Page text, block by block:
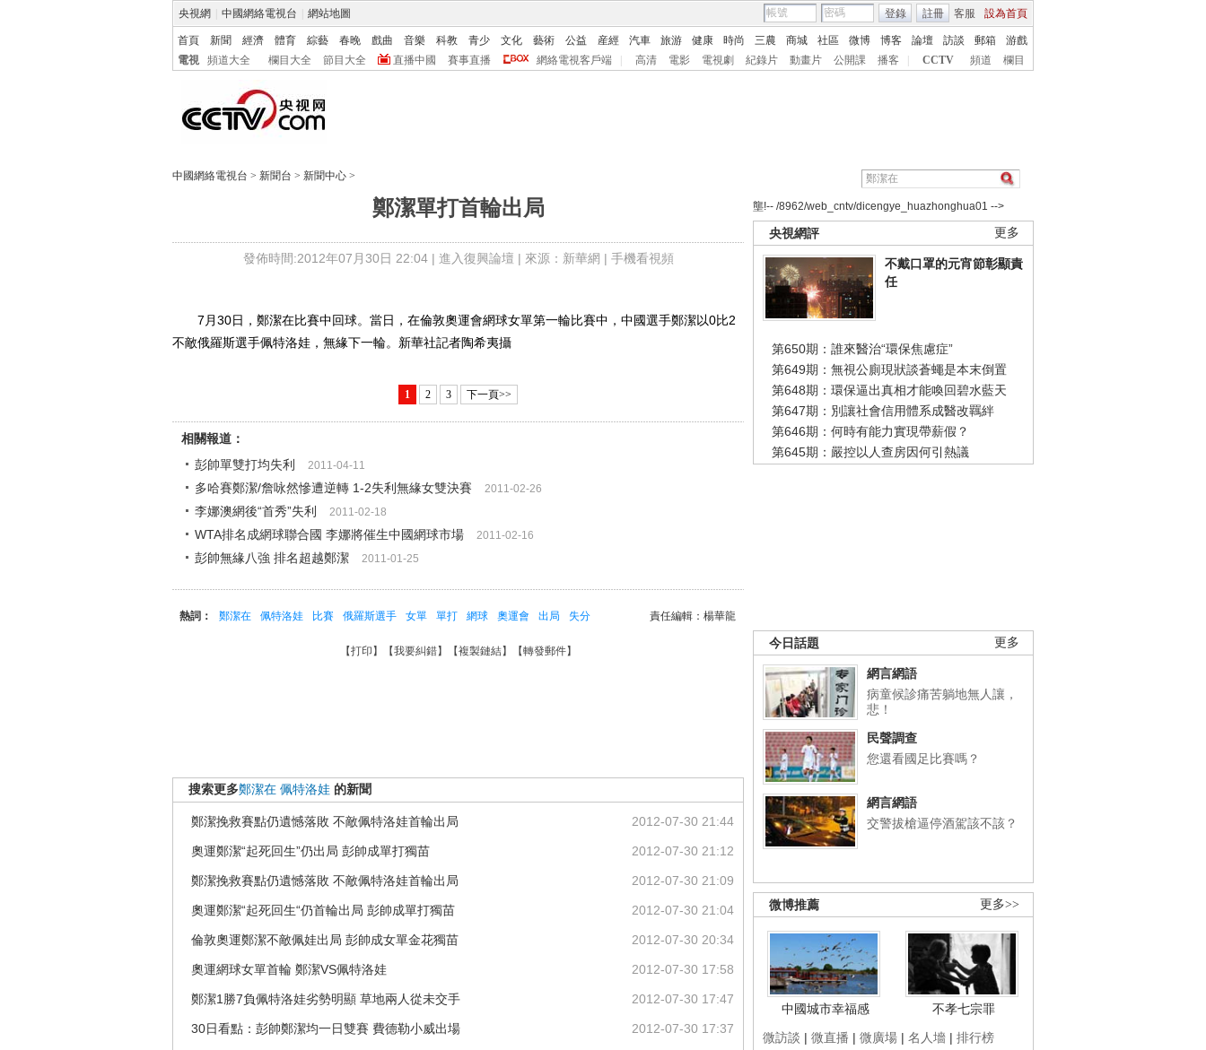
央視網 中國網絡電視台 網站地圖 客服 設為首頁
登錄 註冊
首頁 新聞 經濟 體育 綜藝 春晚 戲曲 音樂 科教 青少 文化 藝術 公益 産經 汽車 旅游 健康 時尚 三農 商城 社區 微博 博客 論壇 訪談 郵箱
游戲
電視
頻道大全 欄目大全 節目大全 直播中國 賽事直播 網絡電視客戶端 高清 電影 電視劇 紀錄片 動畫片 公開課 播客 CCTV 頻道 欄目
中國網絡電視台 > 新聞台 > 新聞中心 >
鄭潔單打首輪出局
發佈時間:2012年07月30日 22:04 | 進入復興論壇 | 來源：新華網 | 手機看視頻
壟!-- /8962/web_cntv/dicengye_huazhonghua01 -->
更多
央視網評
不戴口罩的元宵節彰顯責
任
第650期：誰來醫治“環保焦慮症”
第649期：無視公廁現狀談蒼蠅是本末倒置
第648期：環保逼出真相才能喚回碧水藍天
第647期：別讓社會信用體系成醫改羈絆
第646期：何時有能力實現帶薪假？
第645期：嚴控以人查房因何引熱議
更多
今日話題
網言網語
病童候診痛苦躺地無人讓，
悲！
民聲調查
您還看國足比賽嗎？
網言網語
交警拔槍逼停酒駕該不該？
更多>>
微博推薦
中國城市幸福感
不孝七宗罪
微訪談 | 微直播 | 微廣場 | 名人墻 | 排行榜
7月30日，鄭潔在比賽中回球。當日，在倫敦奧運會網球女單第一輪比賽中，中國選手鄭潔以0比2
不敵俄羅斯選手佩特洛娃，無緣下一輪。新華社記者陶希夷攝
1 2 3 下一頁>>
相關報道：
彭帥單雙打均失利
2011-04-11
多哈賽鄭潔/詹咏然慘遭逆轉 1-2失利無緣女雙決賽 2011-02-26
李娜澳網後“首秀”失利 2011-02-18
WTA排名成網球聯合國 李娜將催生中國網球市場 2011-02-16
彭帥無緣八強 排名超越鄭潔 2011-01-25
責任編輯：楊華龍
熱詞： 鄭潔在 佩特洛娃 比賽 俄羅斯選手 女單 單打 網球 奧運會 出局 失分
【打印 】【我要糾錯】【複製鏈結】【轉發郵件】
搜索更多鄭潔在 佩特洛娃 的新聞
2012-07-30 21:44
鄭潔挽救賽點仍遺憾落敗 不敵佩特洛娃首輪出局
2012-07-30 21:12
奧運鄭潔“起死回生”仍出局 彭帥成單打獨苗
2012-07-30 21:09
鄭潔挽救賽點仍遺憾落敗 不敵佩特洛娃首輪出局
2012-07-30 21:04
奧運鄭潔“起死回生“仍首輪出局 彭帥成單打獨苗
2012-07-30 20:34
倫敦奧運鄭潔不敵佩娃出局 彭帥成女單金花獨苗
2012-07-30 17:58
奧運網球女單首輪 鄭潔VS佩特洛娃
2012-07-30 17:47
鄭潔1勝7負佩特洛娃劣勢明顯 草地兩人從未交手
2012-07-30 17:37
30日看點：彭帥鄭潔均一日雙賽 費德勒小威出場